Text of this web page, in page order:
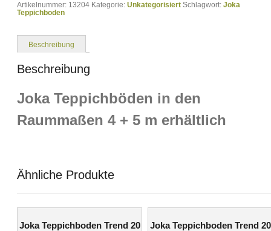
Artikelnummer: 13204 Kategorie: Unkategorisiert Schlagwort: Joka
Teppichboden
Beschreibung
Beschreibung
Joka Teppichböden in den
Raummaßen 4 + 5 m erhältlich
Ähnliche Produkte
Joka Teppichboden Trend 20
Joka Teppichboden Trend 20